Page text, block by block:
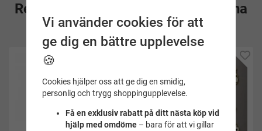
Rekommenderade tillbehör till denna
produkt
Vi använder cookies för att
ge dig en bättre upplevelse
🍪
Cookies hjälper oss att ge dig en smidig,
personlig och trygg shoppingupplevelse.
Få en exklusiv rabatt på ditt nästa köp vid
hjälp med omdöme– bara för att vi gillar